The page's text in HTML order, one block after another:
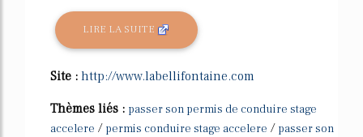
LIRE LA SUITE
Site : http://www.labellifontaine.com
Thèmes liés : passer son permis de conduire stage
accelere / permis conduire stage accelere / passer son